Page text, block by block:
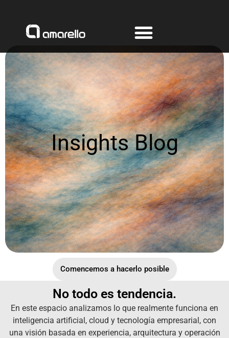
contenido
Insights Blog
Comencemos a hacerlo posible
No todo es tendencia.
En este espacio analizamos lo que realmente funciona en
inteligencia artificial, cloud y tecnología empresarial, con
una visión basada en experiencia, arquitectura y operación